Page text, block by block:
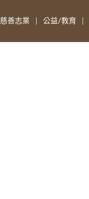
慈善志業 公益/教育